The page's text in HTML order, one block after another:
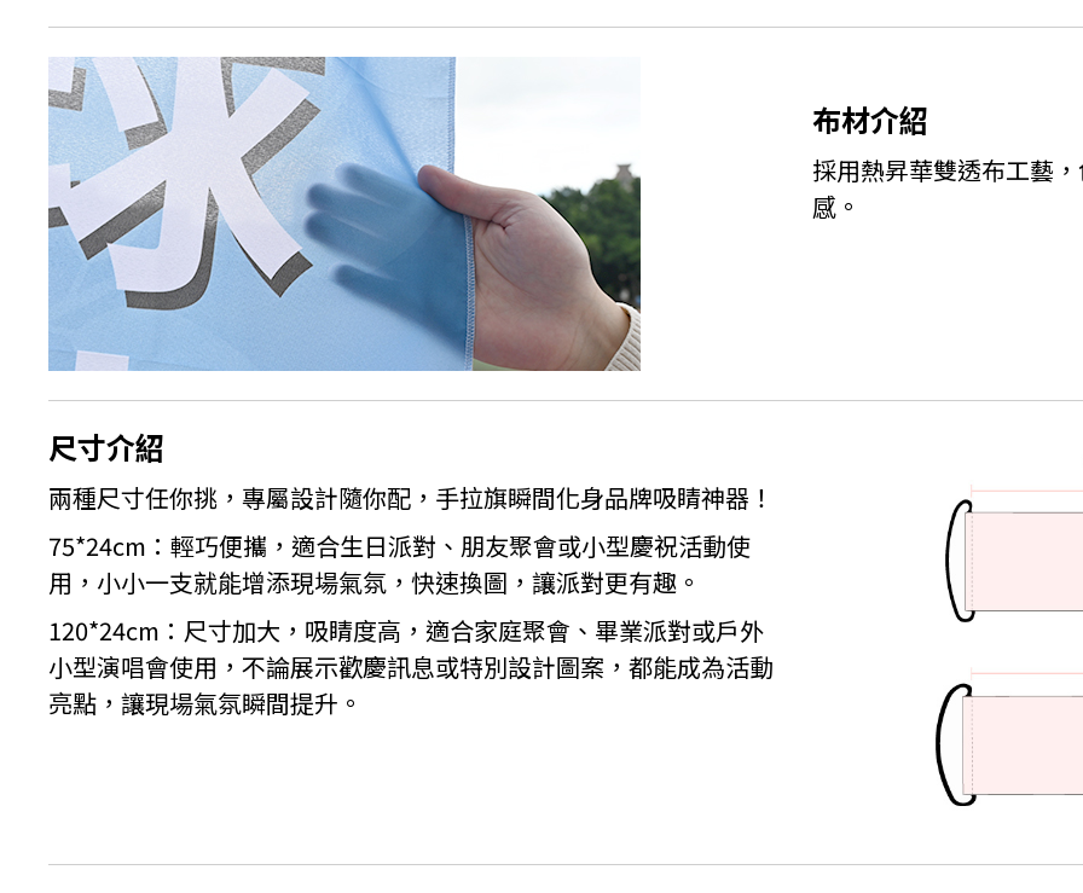
布材介紹
採用熱昇華雙透布工藝
感。
尺寸介紹
兩種尺寸任你挑，專屬設計隨你配，手拉旗瞬間化身品牌吸睛神器！
75*24cm：輕巧便攜，適合生日派對、朋友聚會或小型慶祝活動使
用，小小一支就能增添現場氣氛，快速換圖，讓派對更有趣。
120*24cm：尺寸加大，吸睛度高，適合家庭聚會、畢業派對或戶外
小型演唱會使用，不論展示歡慶訊息或特別設計圖案，都能成為活動
亮點，讓現場氣氛瞬間提升。